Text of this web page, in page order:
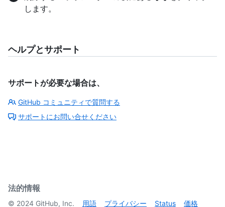
します。
ヘルプとサポート
サポートが必要な場合は、
GitHub コミュニティで質問する
サポートにお問い合せください
法的情報
© 2024 GitHub, Inc. 用語 プライバシー Status 価格